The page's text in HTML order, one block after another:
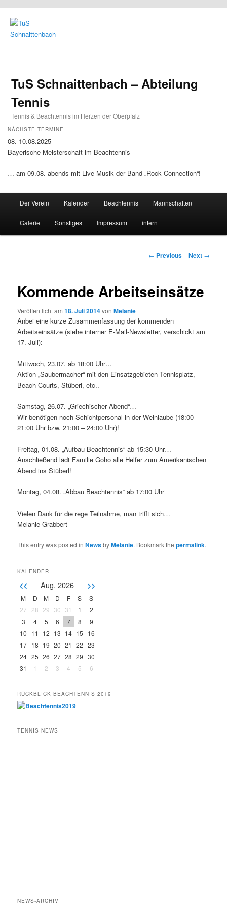
TuS Schnaittenbach – Abteilung
Tennis
Tennis & Beachtennis im Herzen der Oberpfalz
NÄCHSTE TERMINE
08.-10.08.2025
Bayerische Meisterschaft im Beachtennis
… am 09.08. abends mit Live-Musik der Band „Rock Connection“!
Skip to primary content
Skip to secondary content
Der Verein Kalender Beachtennis Mannschaften
Galerie Sonstiges Impressum intern
Post navigation
← Previous Next →
Kommende Arbeitseinsätze
Veröffentlicht am18. Juli 2014vonMelanie
Anbei eine kurze Zusammenfassung der kommenden
Arbeitseinsätze (siehe interner E-Mail-Newsletter, verschickt am
17. Juli):
Mittwoch, 23.07. ab 18:00 Uhr…
Aktion „Saubermacher“ mit den Einsatzgebieten Tennisplatz,
Beach-Courts, Stüberl, etc..
Samstag, 26.07. „Griechischer Abend“…
Wir benötigen noch Schichtpersonal in der Weinlaube (18:00 –
21:00 Uhr bzw. 21:00 – 24:00 Uhr)!
Freitag, 01.08. „Aufbau Beachtennis“ ab 15:30 Uhr…
Anschließend lädt Familie Goho alle Helfer zum Amerikanischen
Abend ins Stüberl!
Montag, 04.08. „Abbau Beachtennis“ ab 17:00 Uhr
Vielen Dank für die rege Teilnahme, man trifft sich…
Melanie Grabbert
This entry was posted inNewsbyMelanie. Bookmark thepermalink.
KALENDER
<< Aug. 2026 >>
M D M D F S
S
27
28 29 30 31 1
2
3
4 5 6 7 8
9
10
11 12 13 14 15
16
17 18 19 20 21 22 23
24 25 26 27 28 29 30
31
1 2 3 4 5 6
RÜCKBLICK BEACHTENNIS 2019
TENNIS NEWS
NEWS-ARCHIV